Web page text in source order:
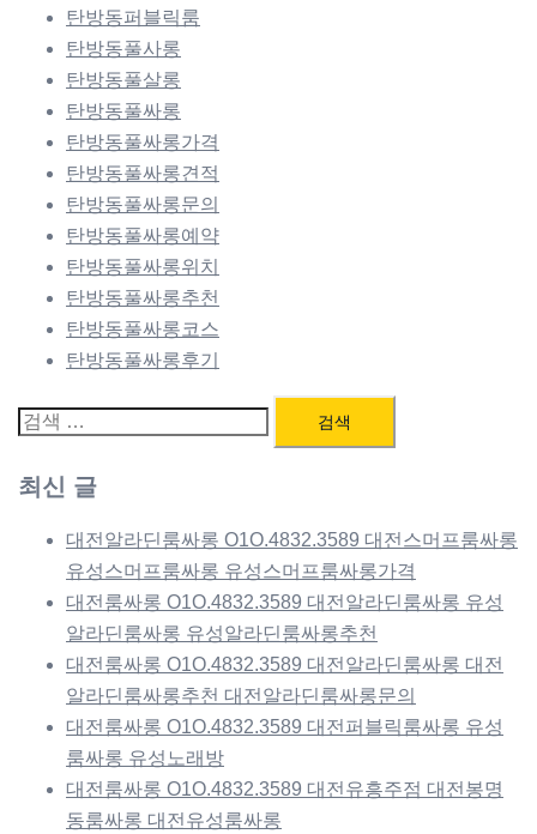
탄방동퍼블릭룸
탄방동풀사롱
탄방동풀살롱
탄방동풀싸롱
탄방동풀싸롱가격
탄방동풀싸롱견적
탄방동풀싸롱문의
탄방동풀싸롱예약
탄방동풀싸롱위치
탄방동풀싸롱추천
탄방동풀싸롱코스
탄방동풀싸롱후기
검
최신 글
대전알라딘룸싸롱 O1O.4832.3589 대전스머프룸싸롱
유성스머프룸싸롱 유성스머프룸싸롱가격
대전룸싸롱 O1O.4832.3589 대전알라딘룸싸롱 유성
알라딘룸싸롱 유성알라딘룸싸롱추천
대전룸싸롱 O1O.4832.3589 대전알라딘룸싸롱 대전
알라딘룸싸롱추천 대전알라딘룸싸롱문의
대전룸싸롱 O1O.4832.3589 대전퍼블릭룸싸롱 유성
룸싸롱 유성노래방
대전룸싸롱 O1O.4832.3589 대전유흥주점 대전봉명
동룸싸롱 대전유성룸싸롱